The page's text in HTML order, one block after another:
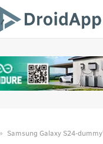
Samsung Galaxy S24-dummy’s laten